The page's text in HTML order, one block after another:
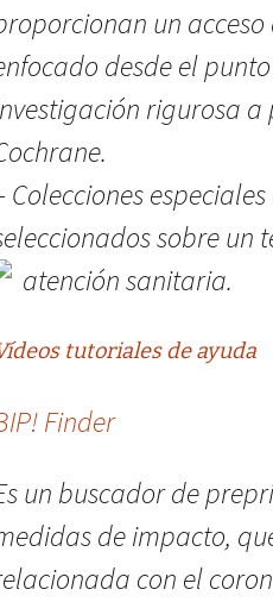
un
desde el
rigurosa a
Colecciones
sobre un
atención sanitaria.
tutoriales de ayuda
Finder
un buscador de
de impacto,
con el